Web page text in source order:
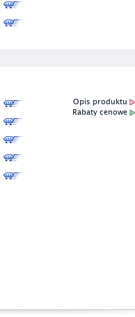
Opis produktu
Rabaty cenowe